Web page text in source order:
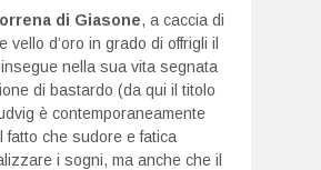
di Giasone, a caccia di
vello d’oro in grado di offrigli il
nella sua vita segnata
di bastardo (da qui il titolo
è contemporaneamente
fatto che sudore e fatica
i sogni, ma anche che il